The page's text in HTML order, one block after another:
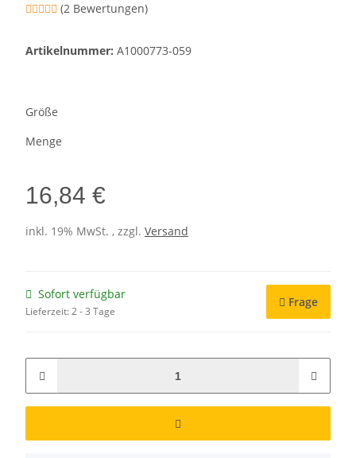
(2 Bewertungen)
Artikelnummer: A1000773-059
Größe
Menge
16,84 €
inkl. 19% MwSt. , zzgl. Versand
Sofort verfügbar
Lieferzeit:2 - 3 Tage
Frage